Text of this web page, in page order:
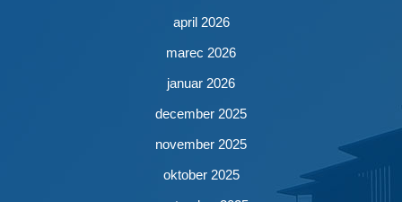
april 2026
marec 2026
januar 2026
december 2025
november 2025
oktober 2025